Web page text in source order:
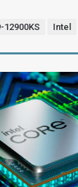
12900KS Intel